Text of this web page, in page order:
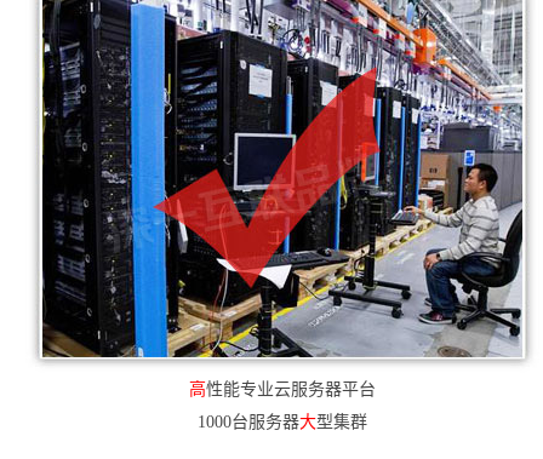
高性能专业云服务器平台
1000台服务器大型集群